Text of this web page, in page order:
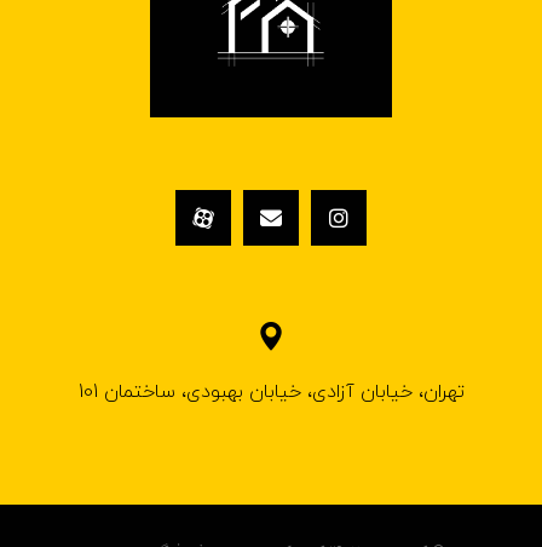
تهران، خیابان آزادی، خیابان بهبودی، ساختمان 101